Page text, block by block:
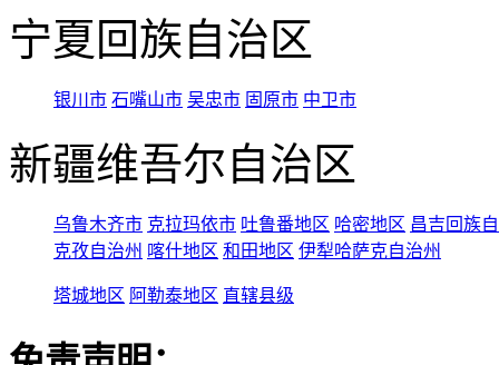
宁夏回族自治区
银川市 石嘴山市 吴忠市 固原市 中卫市
新疆维吾尔自治区
乌鲁木齐市 克拉玛依市 吐鲁番地区 哈密地区 昌吉回族
克孜自治州 喀什地区 和田地区 伊犁哈萨克自治州
塔城地区 阿勒泰地区 直辖县级